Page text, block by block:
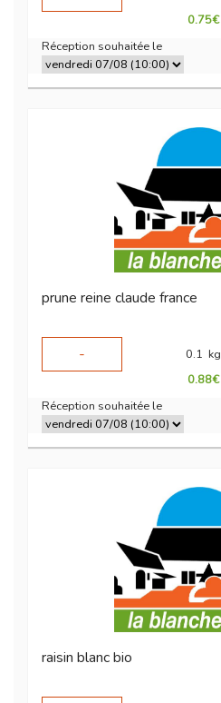
0.75€
Réception souhaitée le
prune reine claude france
-
0.1 kg
0.88€
Réception souhaitée le
raisin blanc bio